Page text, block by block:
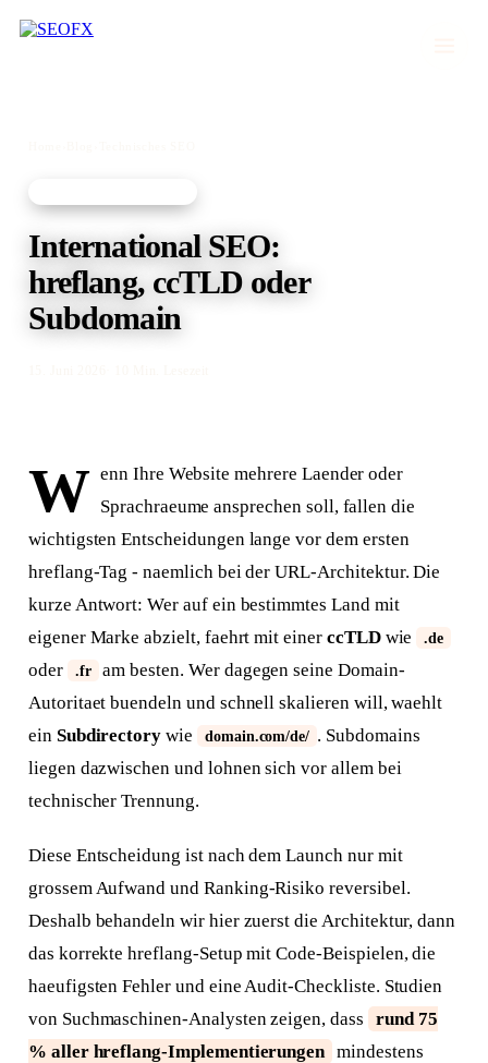
International SEO:
hreflang, ccTLD oder
Subdomain
W
enn Ihre Website mehrere Laender oder
Sprachraeume ansprechen soll, fallen die
wichtigsten Entscheidungen lange vor dem ersten
hreflang-Tag - naemlich bei der URL-Architektur. Die
kurze Antwort: Wer auf ein bestimmtes Land mit
eigener Marke abzielt, faehrt mit einer ccTLDwie .de
oder .fr
am besten. Wer dagegen seine Domain-
Autoritaet buendeln und schnell skalieren will, waehlt
ein Subdirectory wie domain.com/de/ . Subdomains
liegen dazwischen und lohnen sich vor allem bei
technischer Trennung.
Diese Entscheidung ist nach dem Launch nur mit
grossem Aufwand und Ranking-Risiko reversibel.
Deshalb behandeln wir hier zuerst die Architektur, dann
das korrekte hreflang-Setup mit Code-Beispielen, die
haeufigsten Fehler und eine Audit-Checkliste. Studien
von Suchmaschinen-Analysten zeigen, dass
rund 75
% aller hreflang-Implementierungen mindestens